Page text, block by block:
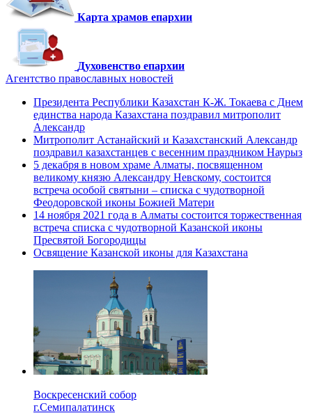
Карта храмов епархии
Духовенство епархии
Агентство православных новостей
Президента Республики Казахстан К-Ж. Токаева с Днем
единства народа Казахстана поздравил митрополит
Александр
Митрополит Астанайский и Казахстанский Александр
поздравил казахстанцев с весенним праздником Наурыз
5 декабря в новом храме Алматы, посвященном
великому князю Александру Невскому, состоится
встреча особой святыни – списка с чудотворной
Феодоровской иконы Божией Матери
14 ноября 2021 года в Алматы состоится торжественная
встреча списка с чудотворной Казанской иконы
Пресвятой Богородицы
Освящение Казанской иконы для Казахстана
Воскресенский собор
г.Семипалатинск